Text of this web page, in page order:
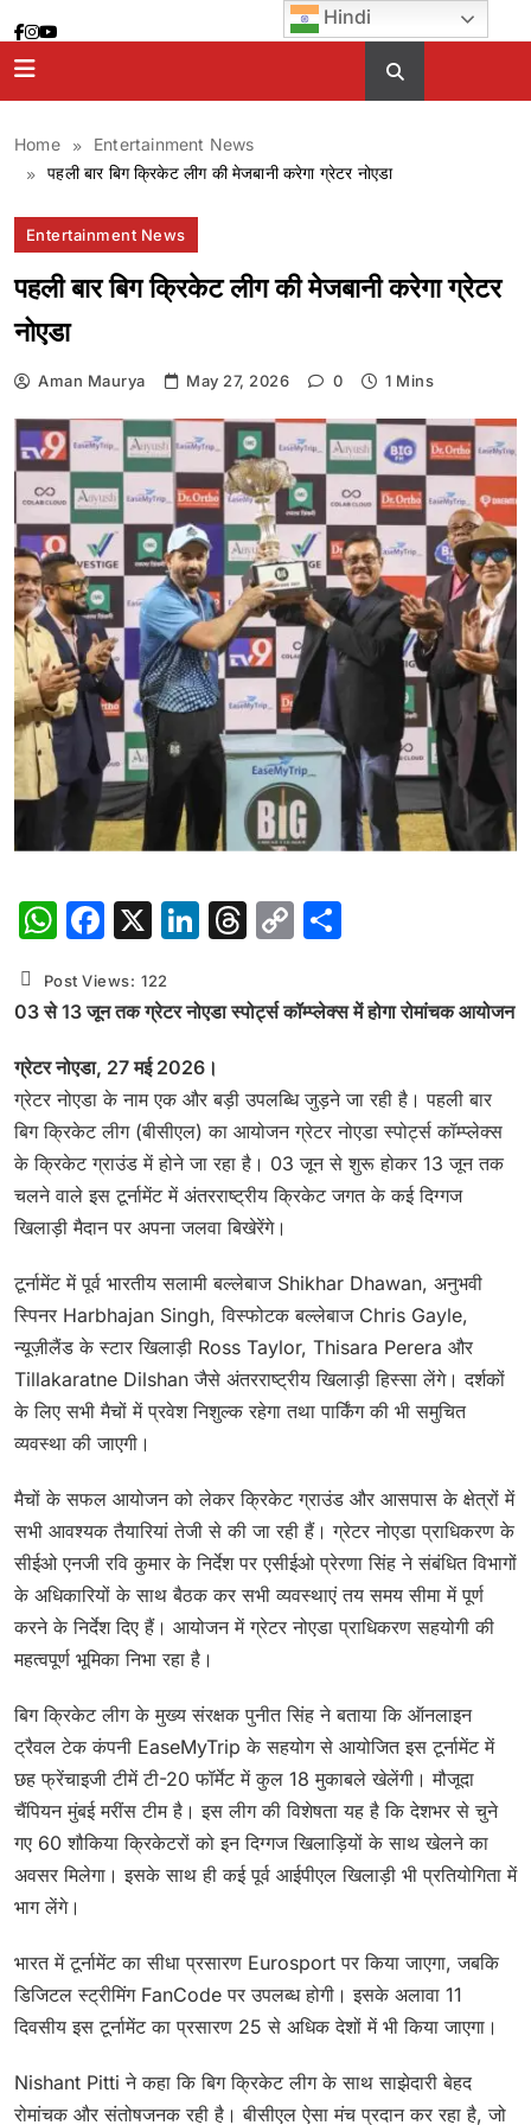
to
content
Home
Entertainment News
पहली बार बिग क्रिकेट लीग की मेजबानी करेगा ग्रेटर नोएडा
Entertainment News
पहली बार बिग क्रिकेट लीग की मेजबानी करेगा ग्रेटर
नोएडा
Aman Maurya May 27, 2026 0 1 Mins
WhatsApp
Facebook
X LinkedIn
Threads
Copy
Post Views: 122
03 से 13 जून तक ग्रेटर नोएडा स्पोर्ट्स कॉम्प्लेक्स में होगा रोमांचक आयोजन
ग्रेटर नोएडा, 27 मई 2026।
ग्रेटर नोएडा के नाम एक और बड़ी उपलब्धि जुड़ने जा रही है। पहली बार
बिग क्रिकेट लीग (बीसीएल) का आयोजन ग्रेटर नोएडा स्पोर्ट्स कॉम्प्लेक्स
के क्रिकेट ग्राउंड में होने जा रहा है। 03 जून से शुरू होकर 13 जून तक
चलने वाले इस टूर्नामेंट में अंतरराष्ट्रीय क्रिकेट जगत के कई दिग्गज
खिलाड़ी मैदान पर अपना जलवा बिखेरेंगे।
टूर्नामेंट में पूर्व भारतीय सलामी बल्लेबाज Shikhar Dhawan, अनुभवी
स्पिनर Harbhajan Singh, विस्फोटक बल्लेबाज Chris Gayle,
न्यूज़ीलैंड के स्टार खिलाड़ी Ross Taylor, Thisara Perera और
Tillakaratne Dilshan जैसे अंतरराष्ट्रीय खिलाड़ी हिस्सा लेंगे। दर्शकों
के लिए सभी मैचों में प्रवेश निशुल्क रहेगा तथा पार्किंग की भी समुचित
व्यवस्था की जाएगी।
मैचों के सफल आयोजन को लेकर क्रिकेट ग्राउंड और आसपास के क्षेत्रों में
सभी आवश्यक तैयारियां तेजी से की जा रही हैं। ग्रेटर नोएडा प्राधिकरण के
सीईओ एनजी रवि कुमार के निर्देश पर एसीईओ प्रेरणा सिंह ने संबंधित विभागों
के अधिकारियों के साथ बैठक कर सभी व्यवस्थाएं तय समय सीमा में पूर्ण
करने के निर्देश दिए हैं। आयोजन में ग्रेटर नोएडा प्राधिकरण सहयोगी की
महत्वपूर्ण भूमिका निभा रहा है।
बिग क्रिकेट लीग के मुख्य संरक्षक पुनीत सिंह ने बताया कि ऑनलाइन
ट्रैवल टेक कंपनी EaseMyTrip के सहयोग से आयोजित इस टूर्नामेंट में
छह फ्रेंचाइजी टीमें टी-20 फॉर्मेट में कुल 18 मुकाबले खेलेंगी। मौजूदा
चैंपियन मुंबई मरींस टीम है। इस लीग की विशेषता यह है कि देशभर से चुने
गए 60 शौकिया क्रिकेटरों को इन दिग्गज खिलाड़ियों के साथ खेलने का
अवसर मिलेगा। इसके साथ ही कई पूर्व आईपीएल खिलाड़ी भी प्रतियोगिता में
भाग लेंगे।
भारत में टूर्नामेंट का सीधा प्रसारण Eurosport पर किया जाएगा, जबकि
डिजिटल स्ट्रीमिंग FanCode पर उपलब्ध होगी। इसके अलावा 11
दिवसीय इस टूर्नामेंट का प्रसारण 25 से अधिक देशों में भी किया जाएगा।
Nishant Pitti ने कहा कि बिग क्रिकेट लीग के साथ साझेदारी बेहद
रोमांचक और संतोषजनक रही है। बीसीएल ऐसा मंच प्रदान कर रहा है, जो
Hindi